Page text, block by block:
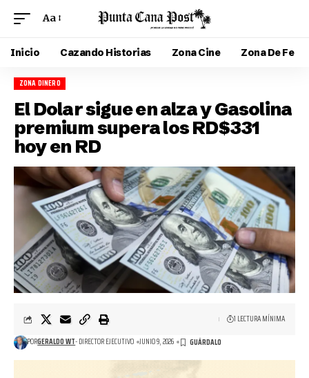
Aa
Inicio Cazando Historias Zona Cine Zona De Fe
ZONA DINERO
El Dolar sigue en alza y Gasolina
premium supera los RD$331
hoy en RD
PORGERALDO WT- DIRECTOR EJECUTIVO JUNIO 9, 2026
1 LECTURA MÍNIMA